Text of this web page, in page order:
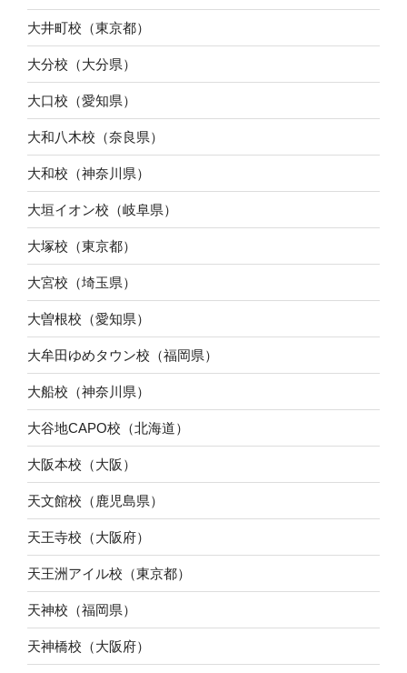
大井町校（東京都）
大分校（大分県）
大口校（愛知県）
大和八木校（奈良県）
大和校（神奈川県）
大垣イオン校（岐阜県）
大塚校（東京都）
大宮校（埼玉県）
大曽根校（愛知県）
大牟田ゆめタウン校（福岡県）
大船校（神奈川県）
大谷地CAPO校（北海道）
大阪本校（大阪）
天文館校（鹿児島県）
天王寺校（大阪府）
天王洲アイル校（東京都）
天神校（福岡県）
天神橋校（大阪府）